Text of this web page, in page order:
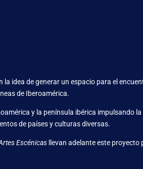
la idea de generar un espacio para el
de Iberoamérica.
y la península ibérica impulsando
de países y culturas diversas.
Escénicas llevan adelante este